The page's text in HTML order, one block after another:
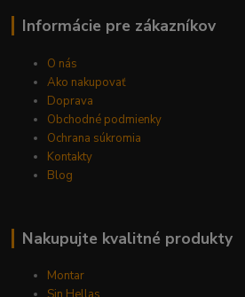
Informácie pre zákazníkov
O nás
Ako nakupovať
Doprava
Obchodné podmienky
Ochrana súkromia
Kontakty
Blog
Nakupujte kvalitné produkty
Montar